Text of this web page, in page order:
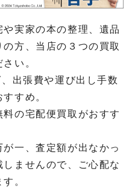
実家の本の整理、遺品
方、当店の３つの買取
い。
出張費や運び出し手数
すめ。
の宅配便買取がおすす
一、査定額が出なかっ
ませんので、ご心配な
。